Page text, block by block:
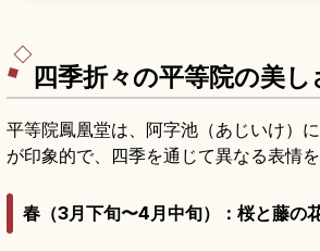
四季折々の平等院の美し
平等院鳳凰堂は、阿字池（あじいけ）
が印象的で、四季を通じて異なる表情を
春（3月下旬〜4月中旬）：桜と藤の